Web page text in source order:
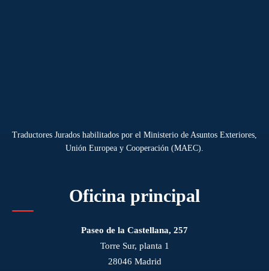
Traductores Jurados habilitados por el Ministerio de Asuntos Exteriores,
Unión Europea y Cooperación (MAEC).
Oficina principal
Paseo de la Castellana, 257
Torre Sur, planta 1
28046 Madrid